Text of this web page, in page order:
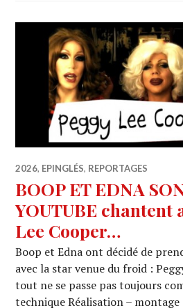
2026, EPINGLÉS, REPORTAGES
BOOP ET EDNA
YOUTUBE chantent
Lee Cooper…
Boop et Edna ont décidé de
avec la star venue du froid :
tout ne se passe pas toujours
technique Réalisation – montage